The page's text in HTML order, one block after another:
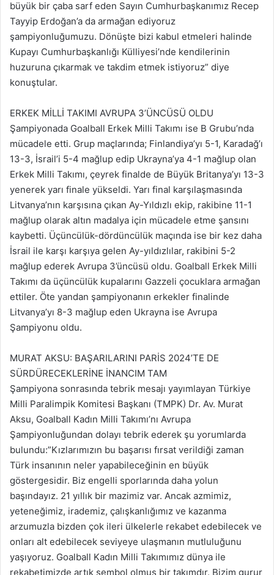
büyük bir çaba sarf eden Sayın Cumhurbaşkanımız Recep
Tayyip Erdoğan’a da armağan ediyoruz
şampiyonluğumuzu. Dönüşte bizi kabul etmeleri halinde
Kupayı Cumhurbaşkanlığı Külliyesi’nde kendilerinin
huzuruna çıkarmak ve takdim etmek istiyoruz” diye
konuştular.
ERKEK MİLLİ TAKIMI AVRUPA 3’ÜNCÜSÜ OLDU
Şampiyonada Goalball Erkek Milli Takımı ise B Grubu’nda
mücadele etti. Grup maçlarında; Finlandiya’yı 5-1, Karadağ’ı
13-3, İsrail’i 5-4 mağlup edip Ukrayna’ya 4-1 mağlup olan
Erkek Milli Takımı, çeyrek finalde de Büyük Britanya’yı 13-3
yenerek yarı finale yükseldi. Yarı final karşılaşmasında
Litvanya’nın karşısına çıkan Ay-Yıldızlı ekip, rakibine 11-1
mağlup olarak altın madalya için mücadele etme şansını
kaybetti. Üçüncülük-dördüncülük maçında ise bir kez daha
İsrail ile karşı karşıya gelen Ay-yıldızlılar, rakibini 5-2
mağlup ederek Avrupa 3’üncüsü oldu. Goalball Erkek Milli
Takımı da üçüncülük kupalarını Gazzeli çocuklara armağan
ettiler. Öte yandan şampiyonanın erkekler finalinde
Litvanya’yı 8-3 mağlup eden Ukrayna ise Avrupa
Şampiyonu oldu.
MURAT AKSU: BAŞARILARINI PARİS 2024’TE DE
SÜRDÜRECEKLERİNE İNANCIM TAM
Şampiyona sonrasında tebrik mesajı yayımlayan Türkiye
Milli Paralimpik Komitesi Başkanı (TMPK) Dr. Av. Murat
Aksu, Goalball Kadın Milli Takımı’nı Avrupa
Şampiyonluğundan dolayı tebrik ederek şu yorumlarda
bulundu:”Kızlarımızın bu başarısı fırsat verildiği zaman
Türk insanının neler yapabileceğinin en büyük
göstergesidir. Biz engelli sporlarında daha yolun
başındayız. 21 yıllık bir mazimiz var. Ancak azmimiz,
yeteneğimiz, irademiz, çalışkanlığımız ve kazanma
arzumuzla bizden çok ileri ülkelerle rekabet edebilecek ve
onları alt edebilecek seviyeye ulaşmanın mutluluğunu
yaşıyoruz. Goalball Kadın Milli Takımımız dünya ile
rekabetimizde artık sembol olmuş bir takımdır. Bizim gurur